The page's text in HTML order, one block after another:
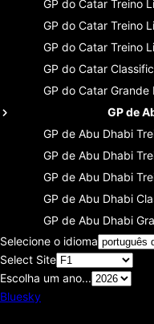
GP do Catar Treino
GP do Catar Treino
GP do Catar Treino
GP do Catar
GP do Catar Grande
GP de
GP de Abu Dhabi
GP de Abu Dhabi
GP de Abu Dhabi
GP de Abu Dhabi
GP de Abu Dhabi
Selecione o idioma
Select Site
Escolha um ano...
Bluesky